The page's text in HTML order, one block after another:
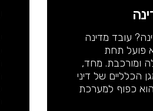
עובד מדינה
פועל תחת
ומורכבת. מחד,
הכלליים של דיני
כפוף למערכת